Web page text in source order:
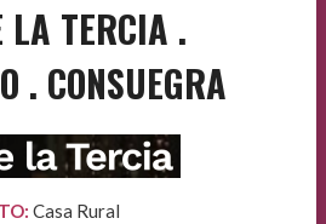
LA TERCIA .
. CONSUEGRA
Casa Rural